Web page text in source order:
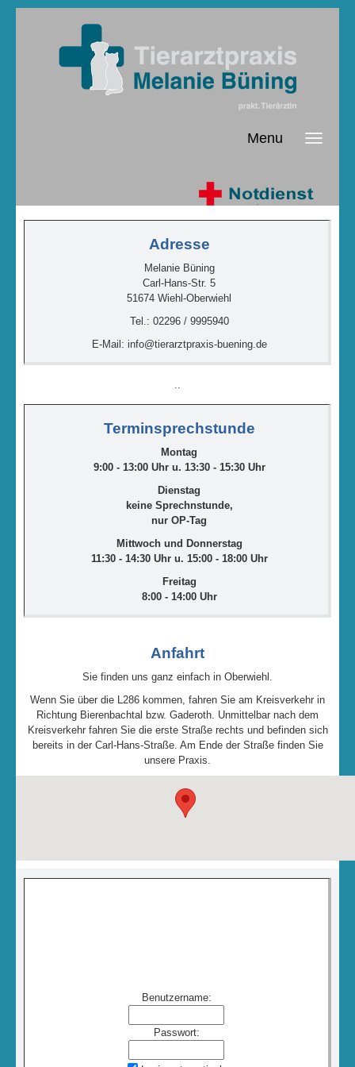
Menu
Adresse
Melanie Büning
Carl-Hans-Str. 5
51674 Wiehl-Oberwiehl
Tel.: 02296 / 9995940
E-Mail: info@tierarztpraxis-buening.de
Terminsprechstunde
Montag
9:00 - 13:00 Uhr u. 13:30 - 15:30 Uhr
Dienstag
keine Sprechnstunde,
nur OP-Tag
Mittwoch und Donnerstag
11:30 - 14:30 Uhr u. 15:00- 18:00Uhr
Freitag
8:00 - 14:00 Uhr
Anfahrt
Sie finden uns ganz einfach in Oberwiehl.
Wenn Sie über die L286 kommen, fahren Sie am Kreisverkehr in
Richtung Bierenbachtal bzw. Gaderoth. Unmittelbar nach dem
Kreisverkehr fahren Sie die erste Straße rechts und befinden sich
bereits in der Carl-Hans-Straße. Am Ende der Straße finden Sie
unsere Praxis.
Benutzername:
Passwort: